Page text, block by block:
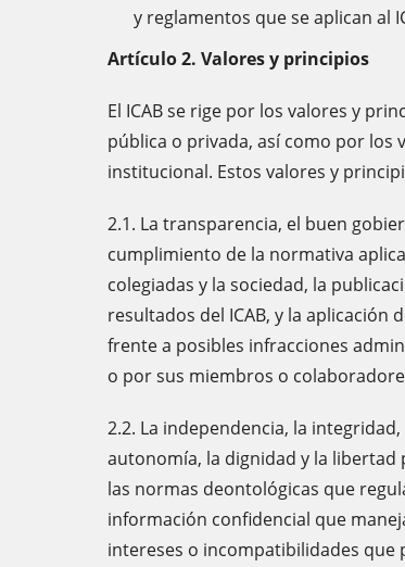
y reglamentos que se aplican al
Artículo 2. Valores y principios
El ICAB se rige por los valores y
pública o privada, así como por los
institucional. Estos valores y
2.1. La transparencia, el buen
cumplimiento de la normativa
colegiadas y la sociedad, la
resultados del ICAB, y la aplicación
frente a posibles infracciones
o por sus miembros o
2.2. La independencia, la
autonomía, la dignidad y la libertad
las normas deontológicas que
información confidencial que
intereses o incompatibilidades que